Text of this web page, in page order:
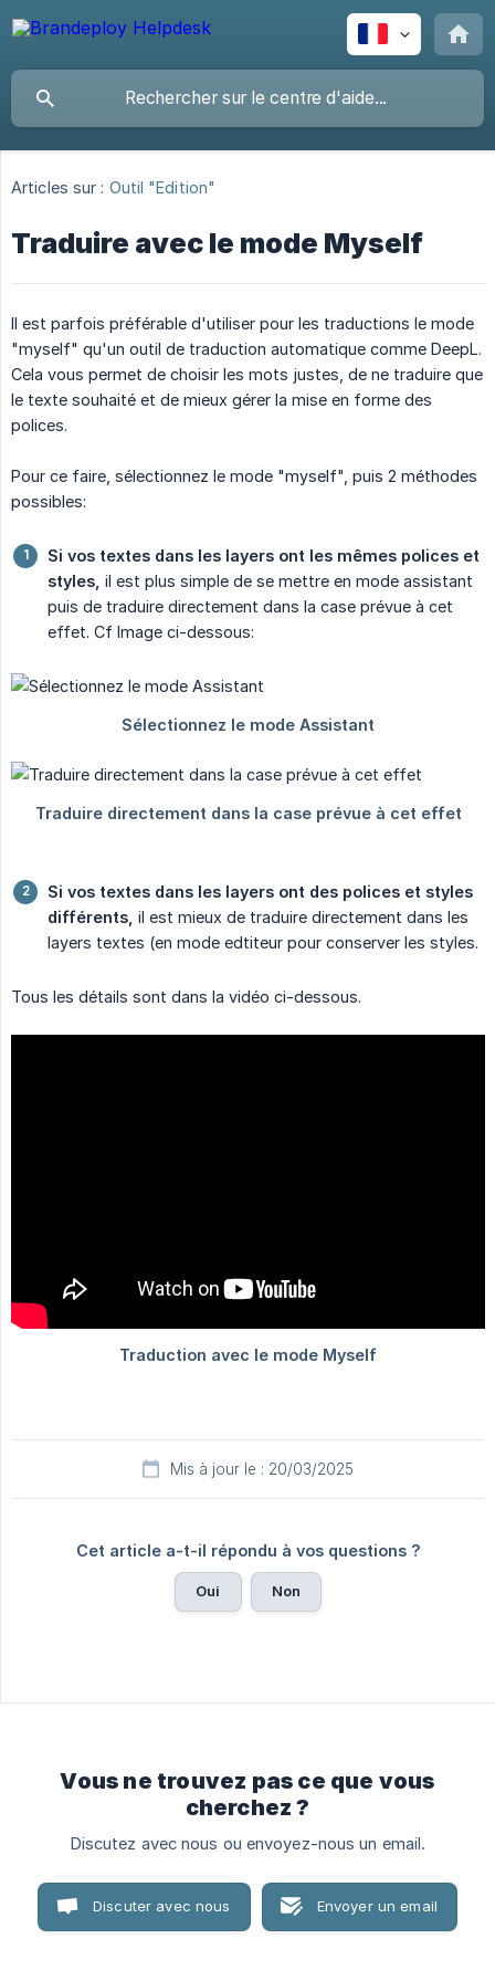
Articles sur : Outil "Edition"
Traduire avec le mode Myself
Il est parfois préférable d'utiliser pour les traductions le mode
"myself" qu'un outil de traduction automatique comme DeepL.
Cela vous permet de choisir les mots justes, de ne traduire que
le texte souhaité et de mieux gérer la mise en forme des
polices.
Pour ce faire, sélectionnez le mode "myself", puis 2 méthodes
possibles:
Si vos textes dans les layers ont les mêmes polices et
styles, il est plus simple de se mettre en mode assistant
puis de traduire directement dans la case prévue à cet
effet. Cf Image ci-dessous:
Si vos textes dans les layers ont des polices et styles
différents, il est mieux de traduire directement dans les
layers textes (en mode edtiteur pour conserver les styles.
Tous les détails sont dans la vidéo ci-dessous.
Mis à jour le : 20/03/2025
Cet article a-t-il répondu à vos questions ?
Oui Non
Vous ne trouvez pas ce que vous
cherchez ?
Discutez avec nous ou envoyez-nous un email.
Discuter avec nous Envoyer un email